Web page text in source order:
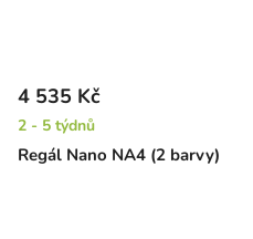
Regál Nano NA4 (2 barvy)
4 535 Kč
2 - 5 týdnů